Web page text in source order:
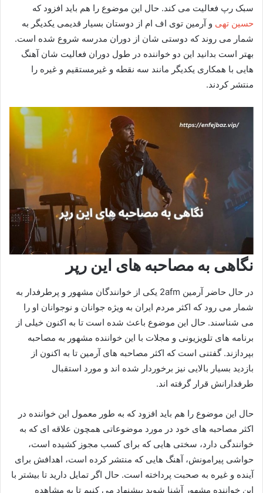
سبک رپ فعالیت می‌ کند. حال این موضوع را هم باید افزود که
حسین تهی و آرمین توی اف ام از دوستان بسیار قدیمی یکدیگر به
شمار می‌ روند که دوستی شان از دوران مدرسه شروع شده است.
بهتر است بدانید این دو خواننده در طول دوران فعالیت شان آهنگ‌
هایی با همکاری یکدیگر مانند سه نقطه و غیرمستقیم و غیره را
منتشر کردند.
نگاهی به مصاحبه های این رپر
در حال حاضر آرمین 2afm یکی از خوانندگان مشهور و پرطرفدار به
شمار می‌ رود که اکثر مردم ایران به ویژه جوانان و نوجوانان او را
می‌ شناسند. حال این موضوع باعث شده است تا به اکنون خیلی از
برنامه‌ های تلویزیونی و مجلات با این خواننده مشهور به مصاحبه
بپردازند. گفتنی است که اکثر مصاحبه‌ های آرمین تا به اکنون از
بازدید بسیار بالایی نیز برخوردار شده‌ اند و مورد استقبال
طرفدارانش قرار گرفته اند.
حال این موضوع را هم باید افزود که به طور معمول این خواننده در
اکثر مصاحبه‌ های خود در مورد موضوعاتی همچون علاقه‌ ای که به
خوانندگی دارد، سختی‌ هایی که برای کسب مجوز کشیده است،
حواشی پیرامونش، آهنگ هایی که منتشر کرده است، اهدافش برای
آینده و غیره به صحبت پرداخته است. حال اگر تمایل دارید تا بیشتر با
این خواننده مشهور آشنا شوید پیشنهاد می‌ کنیم تا به مشاهده